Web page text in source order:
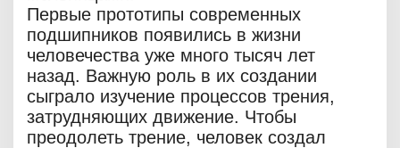
Первые прототипы современных
подшипников появились в жизни
человечества уже много тысяч лет
назад. Важную роль в их создании
сыграло изучение процессов трения,
затрудняющих движение. Чтобы
преодолеть трение, человек создал